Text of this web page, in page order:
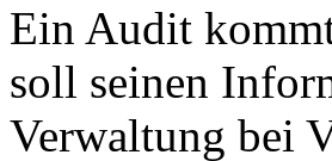
Ein Audit
soll seinen
Verwaltung bei